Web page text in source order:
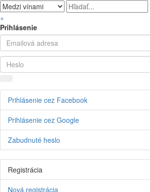
×
Prihlásenie
Prihlásenie cez Facebook
Prihlásenie cez Google
Zabudnuté heslo
Registrácia
Nová registrácia